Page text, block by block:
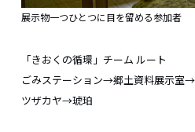
展示物一つひとつに目を留める参加者
「きおくの循環」チーム ルート
ごみステーション→郷土資料展示
ツザカヤ→琥珀